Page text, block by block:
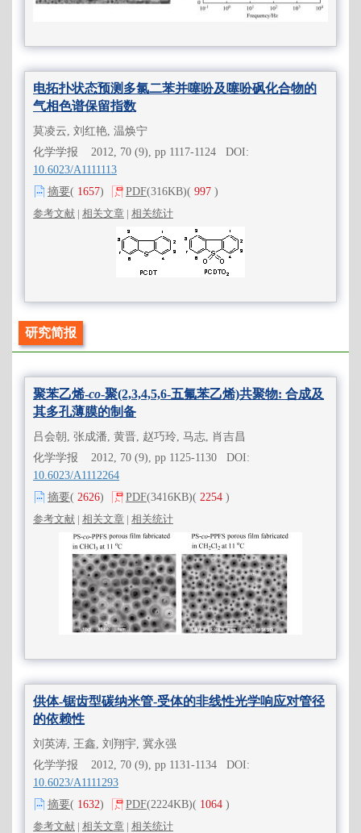
电拓扑状态预测多氯二苯并噻吩及噻吩砜化合物的
气相色谱保留指数
莫凌云, 刘红艳, 温焕宁
化学学报 2012, 70 (9), pp 1117-1124 DOI:
10.6023/A1111113
摘要( 1657) PDF(316KB)( 997 )
参考文献 | 相关文章 | 相关统计
研究简报
聚苯乙烯-co-聚(2,3,4,5,6-五氟苯乙烯)共聚物: 合成及
其多孔薄膜的制备
吕会朝, 张成潘, 黄晋, 赵巧玲, 马志, 肖吉昌
化学学报 2012, 70 (9), pp 1125-1130 DOI:
10.6023/A1112264
摘要( 2626) PDF(3416KB)( 2254 )
参考文献 | 相关文章 | 相关统计
供体-锯齿型碳纳米管-受体的非线性光学响应对管径
的依赖性
刘英涛, 王鑫, 刘翔宇, 冀永强
化学学报 2012, 70 (9), pp 1131-1134 DOI:
10.6023/A1111293
摘要( 1632) PDF(2224KB)( 1064 )
参考文献 | 相关文章 | 相关统计